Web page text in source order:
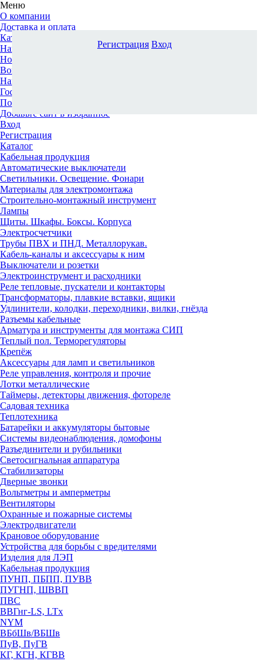
Меню
О компании
Доставка и оплата
Каталог
Наши офисы
Новости и новинки
Вопрос-ответ
Наша команда
Гос. заказчикам
Поставщикам
Добавьте сайт в избранное
Вход
Регистрация
Каталог
Кабельная продукция
Автоматические выключатели
Светильники. Освещение. Фонари
Материалы для электромонтажа
Строительно-монтажный инструмент
Лампы
Щиты. Шкафы. Боксы. Корпуса
Электросчетчики
Трубы ПВХ и ПНД. Металлорукав.
Кабель-каналы и аксессуары к ним
Выключатели и розетки
Электроинструмент и расходники
Реле тепловые, пускатели и контакторы
Трансформаторы, плавкие вставки, ящики
Удлинители, колодки, переходники, вилки, гнёзда
Разъемы кабельные
Арматура и инструменты для монтажа СИП
Теплый пол. Терморегуляторы
Крепёж
Аксессуары для ламп и светильников
Реле управления, контроля и прочие
Лотки металлические
Таймеры, детекторы движения, фотореле
Садовая техника
Теплотехника
Батарейки и аккумуляторы бытовые
Системы видеонаблюдения, домофоны
Разъединители и рубильники
Светосигнальная аппаратура
Стабилизаторы
Дверные звонки
Вольтметры и амперметры
Вентиляторы
Охранные и пожарные системы
Электродвигатели
Крановое оборудование
Устройства для борьбы с вредителями
Изделия для ЛЭП
Кабельная продукция
ПУНП, ПБПП, ПУВВ
ПУГНП, ШВВП
ПВС
ВВГнг-LS, LTx
NYM
ВБбШв/ВБШв
ПуВ, ПуГВ
КГ, КГН, КГВВ
Регистрация Вход